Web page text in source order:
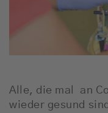
Alle, die mal an
wieder gesund